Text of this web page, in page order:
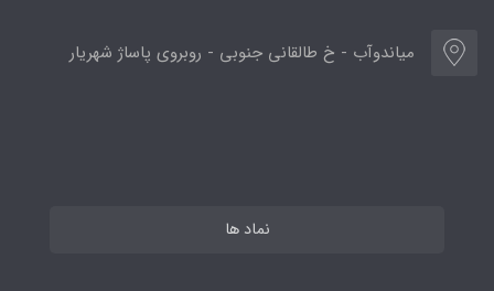
میاندوآب - خ طالقانی جنوبی - روبروی پاساژ شهریار
نماد ها